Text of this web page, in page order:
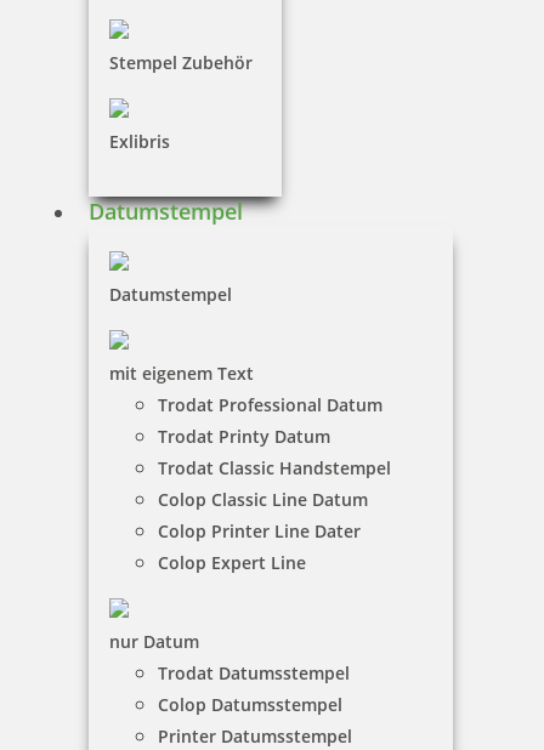
Stempel Zubehör
Exlibris
Datumstempel
Datumstempel
mit eigenem Text
Trodat Professional Datum
Trodat Printy Datum
Trodat Classic Handstempel
Colop Classic Line Datum
Colop Printer Line Dater
Colop Expert Line
nur Datum
Trodat Datumsstempel
Colop Datumsstempel
Printer Datumsstempel
Trodat Printy 4750/L2 4.0 Datumstempel BEZAHLT 39 x 22 mm
32,90 €